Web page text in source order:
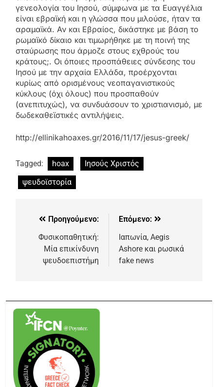
γενεολογία του Ιησού, σύμφωνα με τα Ευαγγέλια
είναι εβραϊκή και η γλώσσα που μιλούσε, ήταν τα
αραμαϊκά. Αν και Εβραίος, δικάστηκε με βάση το
ρωμαϊκό δίκαιο και τιμωρήθηκε με τη ποινή της
σταύρωσης που άρμοζε στους εχθρούς του
κράτους;. Οι όποιες προσπάθειες σύνδεσης του
Ιησού με την αρχαία Ελλάδα, προέρχονται
κυρίως από ορισμένους νεοπαγανιστικούς
κύκλους (όχι όλους) που προσπαθούν
(ανεπιτυχώς), να συνδυάσουν το χριστιανισμό, με
δωδεκαθεϊστικές αντιλήψεις.
http://ellinikahoaxes.gr/2016/11/17/jesus-greek/
Tagged: hoax
Ιησούς Χριστός
ψευδοϊστορία
Προηγούμενο:
Φυσικοπαθητική:
Μία επικίνδυνη
ψευδοεπιστήμη
Επόμενο:
Ιαπωνία, Aegis
Ashore και ρωσικά
fake news